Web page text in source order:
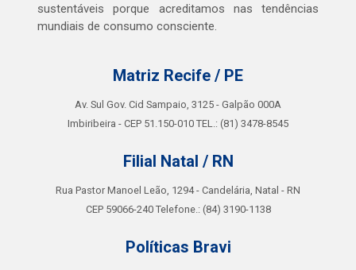
sustentáveis porque acreditamos nas tendências
mundiais de consumo consciente.
Matriz Recife / PE
Av. Sul Gov. Cid Sampaio, 3125 - Galpão 000A
Imbiribeira - CEP 51.150-010 TEL.: (81) 3478-8545
Filial Natal / RN
Rua Pastor Manoel Leão, 1294 - Candelária, Natal - RN
CEP 59066-240 Telefone.: (84) 3190-1138
Políticas Bravi